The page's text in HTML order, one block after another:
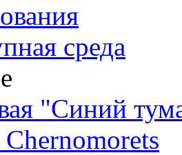
среда
"Синий